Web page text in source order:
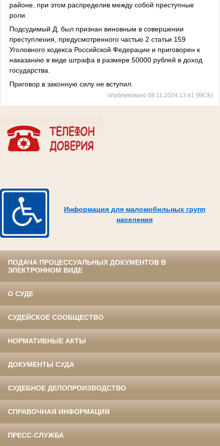
районе, при этом распределив между собой преступные
роли.
Подсудимый Д. был признан виновным в совершении
преступления, предусмотренного частью 2 статьи 159
Уголовного кодекса Российской Федерации и приговорен к
наказанию в виде штрафа в размере 50000 рублей в доход
государства.
Приговор в законную силу не вступил.
опубликовано 08.11.2024 13:41 (МСК)
Информация для маломобильных групп
населения
ПОДАЧА ПРОЦЕССУАЛЬНЫХ ДОКУМЕНТОВ В
ЭЛЕКТРОННОМ ВИДЕ
О СУДЕ
СУДЕЙСКОЕ СООБЩЕСТВО
НОРМАТИВНЫЕ АКТЫ
ДОКУМЕНТЫ СУДА
СУДЕБНОЕ ДЕЛОПРОИЗВОДСТВО
СПРАВОЧНАЯ ИНФОРМАЦИЯ
ПРЕСС-СЛУЖБА